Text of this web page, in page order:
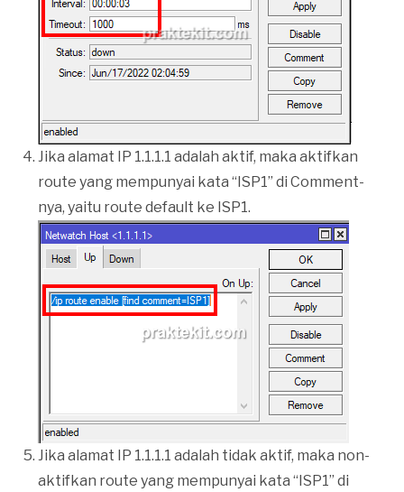
Jika alamat IP 1.1.1.1 adalah aktif, maka aktifkan
route yang mempunyai kata “ISP1” di Comment-
nya, yaitu route default ke ISP1.
Jika alamat IP 1.1.1.1 adalah tidak aktif, maka non-
aktifkan route yang mempunyai kata “ISP1” di